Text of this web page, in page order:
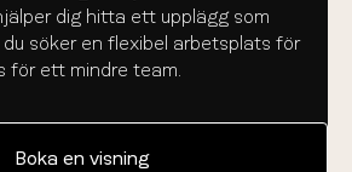
dig hitta ett upplägg som
söker en flexibel arbetsplats för
för ett mindre team.
Boka en visning